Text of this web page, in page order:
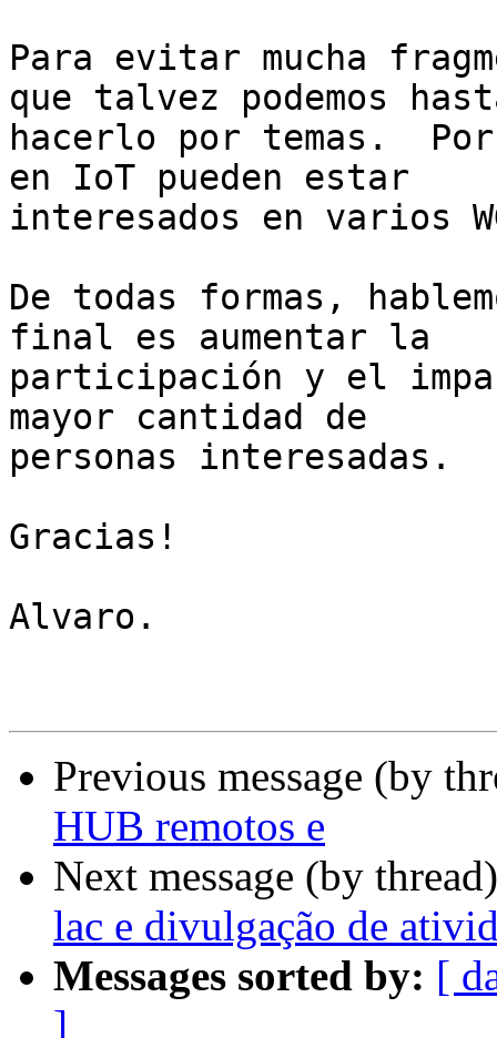
Para evitar mucha
que talvez podemos
hacerlo por temas.
en IoT pueden estar
interesados en
De todas formas,
final es aumentar la
participación y el
mayor cantidad de
personas interesadas.
Gracias!
Alvaro.
Previous message (by
HUB remotos e
Next message (by
lac e divulgação de
Messages sorted by: [
]